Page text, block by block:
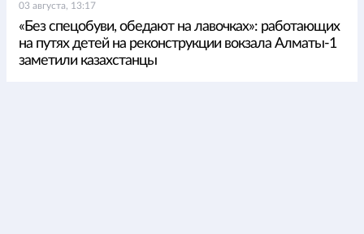
03 августа, 13:17
«Без спецобуви, обедают на лавочках»: работающих
на путях детей на реконструкции вокзала Алматы-1
заметили казахстанцы